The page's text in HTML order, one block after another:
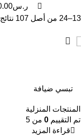
ر.س
تبسي ضيافة
المنتجات المنزلية
تم التقييم 0 من 5
قراءة المزيد